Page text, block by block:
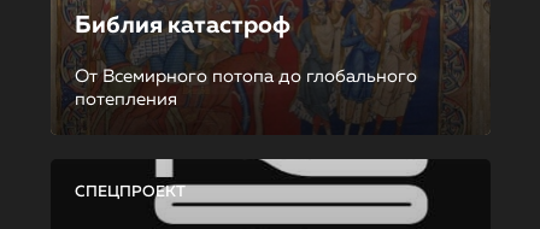
Библия катастроф
От Всемирного потопа до глобального
потепления
СПЕЦПРОЕКТ